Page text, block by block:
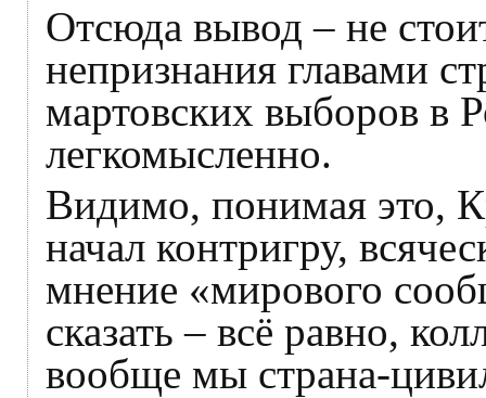
Отсюда вывод – не
непризнания главами
мартовских выборов в
легкомысленно.
Видимо, понимая это,
начал контригру,
мнение «мирового
сказать – всё равно,
вообще мы страна-